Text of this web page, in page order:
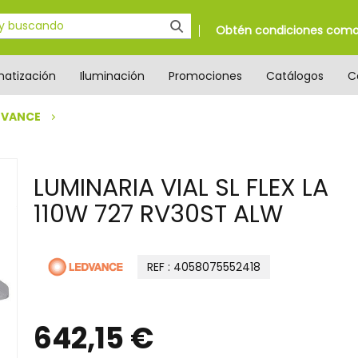
Obtén condiciones
Iluminación Promociones Catálogos
LUMINARIA VIAL SL FLEX LA
110W 727 RV30ST ALW
REF : 4058075552418
642,15 €